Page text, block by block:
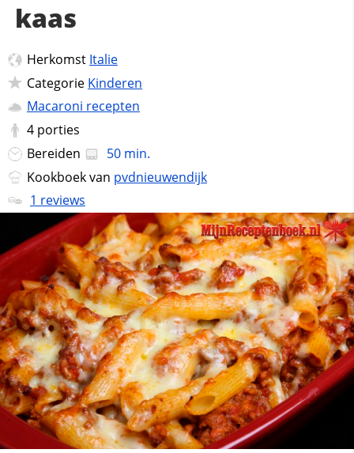
kaas
Herkomst Italie
Categorie Kinderen
Macaroni recepten
4 porties
Bereiden
50 min.
Kookboek van pvdnieuwendijk
1 reviews